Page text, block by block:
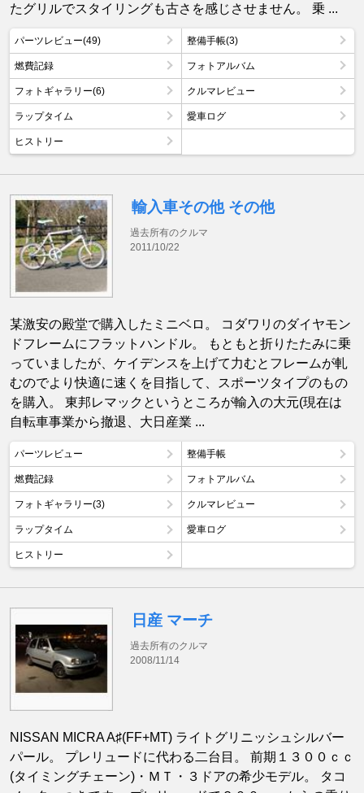
たグリルでスタイリングも古さを感じさせません。 乗 ...
パーツレビュー(49) 整備手帳(3)
燃費記録 フォトアルバム
フォトギャラリー(6) クルマレビュー
ラップタイム 愛車ログ
ヒストリー
輸入車その他 その他
過去所有のクルマ
2011/10/22
某激安の殿堂で購入したミニベロ。 コダワリのダイヤモン
ドフレームにフラットハンドル。 もともと折りたたみに乗
っていましたが、ケイデンスを上げて力むとフレームが軋
むのでより快適に速くを目指して、スポーツタイプのもの
を購入。 東邦レマックというところが輸入の大元(現在は
自転車事業から撤退、大日産業 ...
パーツレビュー 整備手帳
燃費記録 フォトアルバム
フォトギャラリー(3) クルマレビュー
ラップタイム 愛車ログ
ヒストリー
日産 マーチ
過去所有のクルマ
2008/11/14
NISSAN MICRA A♯(FF+MT) ライトグリニッシュシルバー
パール。 プレリュードに代わる二台目。 前期１３００ｃｃ
(タイミングチェーン)・ＭＴ・３ドアの希少モデル。 タコ